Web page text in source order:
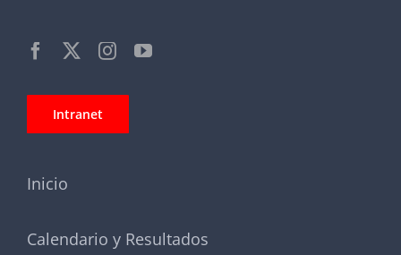
Intranet
Inicio
Calendario y Resultados